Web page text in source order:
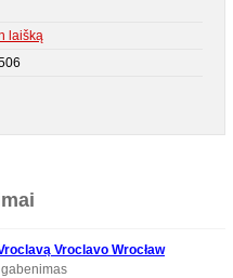
laišką
Vroclavo Wrocław